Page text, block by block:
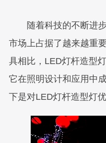
随着科技的不断进步
市场上占据了越来越重
具相比，LED灯杆造型
它在照明设计和应用中
下是对LED灯杆造型灯